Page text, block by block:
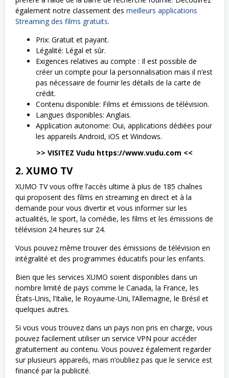
également notre classement des meilleurs applications
Streaming des films gratuits.
Prix: Gratuit et payant.
Légalité: Légal et sûr.
Exigences relatives au compte : Il est possible de
créer un compte pour la personnalisation mais il n’est
pas nécessaire de fournir les détails de la carte de
crédit.
Contenu disponible: Films et émissions de télévision.
Langues disponibles: Anglais.
Application autonome: Oui, applications dédiées pour
les appareils Android, iOS et Windows.
>> VISITEZ Vudu https://www.vudu.com <<
2. XUMO TV
XUMO TV vous offre l’accès ultime à plus de 185 chaînes
qui proposent des films en streaming en direct et à la
demande pour vous divertir et vous informer sur les
actualités, le sport, la comédie, les films et les émissions de
télévision 24 heures sur 24.
Vous pouvez même trouver des émissions de télévision en
intégralité et des programmes éducatifs pour les enfants.
Bien que les services XUMO soient disponibles dans un
nombre limité de pays comme le Canada, la France, les
États-Unis, l’Italie, le Royaume-Uni, l’Allemagne, le Brésil et
quelques autres.
Si vous vous trouvez dans un pays non pris en charge, vous
pouvez facilement utiliser un service VPN pour accéder
gratuitement au contenu. Vous pouvez également regarder
sur plusieurs appareils, mais n’oubliez pas que le service est
financé par la publicité.